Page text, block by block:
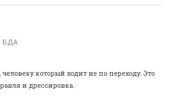
БДА
который ходит не по переходу. Это
и дрессировка.